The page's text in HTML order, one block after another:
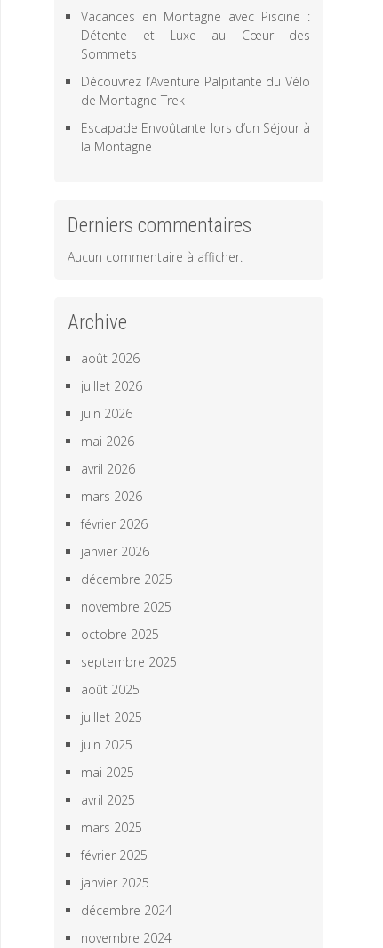
Vacances en Montagne avec Piscine :
Détente et Luxe au Cœur des
Sommets
Découvrez l’Aventure Palpitante du Vélo
de Montagne Trek
Escapade Envoûtante lors d’un Séjour à
la Montagne
Derniers commentaires
Aucun commentaire à afficher.
Archive
août 2026
juillet 2026
juin 2026
mai 2026
avril 2026
mars 2026
février 2026
janvier 2026
décembre 2025
novembre 2025
octobre 2025
septembre 2025
août 2025
juillet 2025
juin 2025
mai 2025
avril 2025
mars 2025
février 2025
janvier 2025
décembre 2024
novembre 2024